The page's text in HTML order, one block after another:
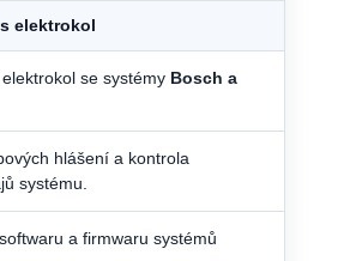
elektrokol
se systémy Bosch a
hlášení a kontrola
systému.
a firmwaru systémů